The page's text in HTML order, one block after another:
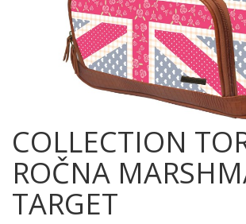
COLLECTION
ROČNA
TARGET